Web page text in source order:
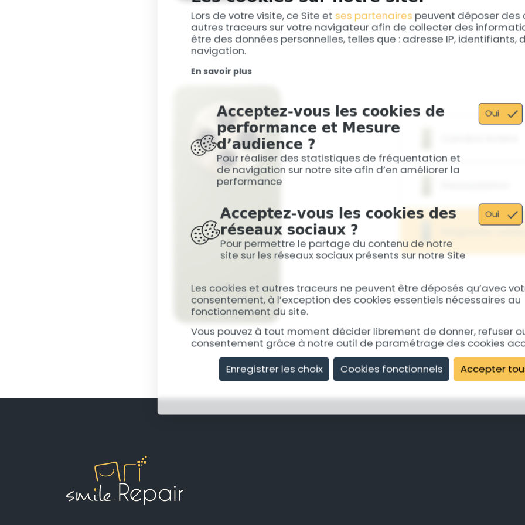
Lors de votre visite, ce Site et ses partenaires peuvent déposer des
autres traceurs sur votre navigateur afin de collecter des
être des données personnelles, telles que : adresse IP, identifiants,
navigation.
En savoir plus
Acceptez-vous les cookies de
performance et Mesure
d’audience ?
Pour réaliser des statistiques de fréquentation et
de navigation sur notre site afin d’en améliorer la
performance
Oui
Acceptez-vous les cookies des
réseaux sociaux ?
Pour permettre le partage du contenu de notre
site sur les réseaux sociaux présents sur notre Site
Oui
Les cookies et autres traceurs ne peuvent être déposés qu’avec
consentement, à l’exception des cookies essentiels nécessaires au
fonctionnement du site.
Vous pouvez à tout moment décider librement de donner, refuser
consentement grâce à notre outil de paramétrage des cookies
Enregistrer les choix
Cookies fonctionnels Accepter
anormal ? Confiez-le à
identifions l’origine
vous proposons un devis
Les photos sont floues,
l'application photo plante
défectueuse de votre
optimale.
Votre Redmi 14C est
Nous réalisons une
tenter de sauver votre
sont pas récupérables,
en cas d’échec.